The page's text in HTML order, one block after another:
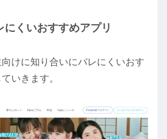
にくいおすすめアプリ
けに知り合いにバレにくいおす
いきます。